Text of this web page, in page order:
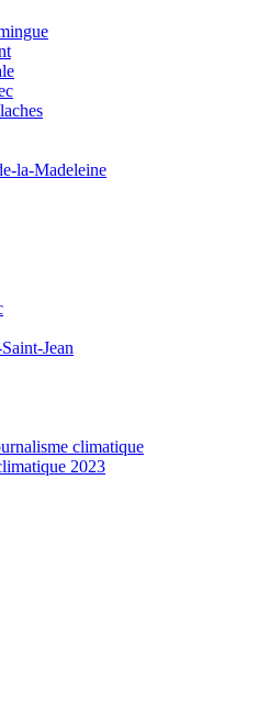
la-Madeleine
Jean
climatique
2023